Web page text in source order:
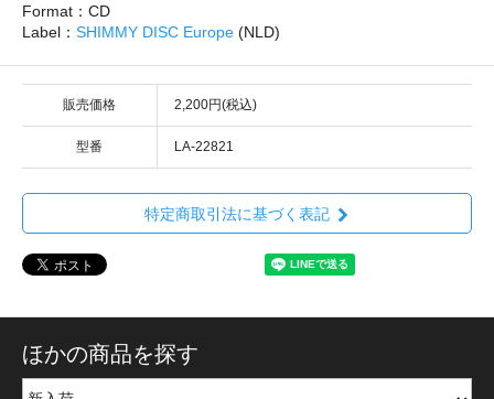
Format：CD
Label： SHIMMY DISC Europe (NLD)
販売価格 2,200円(税込)
型番 LA-22821
特定商取引法に基づく表記
ほかの商品を探す